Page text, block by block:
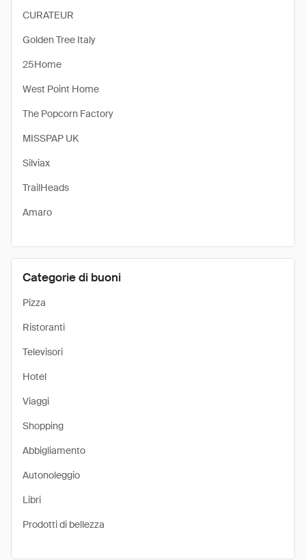
CURATEUR
Golden Tree Italy
25Home
West Point Home
The Popcorn Factory
MISSPAP UK
Silviax
TrailHeads
Amaro
Categorie di buoni
Pizza
Ristoranti
Televisori
Hotel
Viaggi
Shopping
Abbigliamento
Autonoleggio
Libri
Prodotti di bellezza